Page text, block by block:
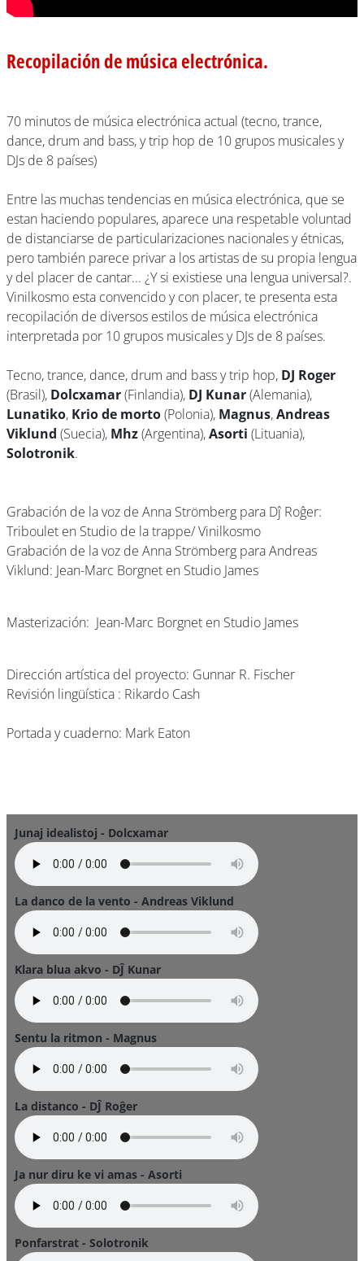
Recopilación de música electrónica.
70 minutos de música electrónica actual (tecno, trance,
dance, drum and bass, y trip hop de 10 grupos musicales y
DJs de 8 países)
Entre las muchas tendencias en música electrónica, que se
estan haciendo populares, aparece una respetable voluntad
de distanciarse de particularizaciones nacionales y étnicas,
pero también parece privar a los artistas de su propia lengua
y del placer de cantar... ¿Y si existiese una lengua universal?.
Vinilkosmo esta convencido y con placer, te presenta esta
recopilación de diversos estilos de música electrónica
interpretada por 10 grupos musicales y DJs de 8 países.
Tecno, trance, dance, drum and bass y trip hop, DJ Roger
(Brasil), Dolcxamar(Finlandia), DJ Kunar(Alemania),
Lunatiko, Krio de morto(Polonia), Magnus,Andreas
Viklund (Suecia), Mhz(Argentina),Asorti (Lituania),
Solotronik.
Grabación de la voz de Anna Strömberg para Dĵ Roĝer:
Triboulet en Studio de la trappe/ Vinilkosmo
Grabación de la voz de Anna Strömberg para Andreas
Viklund: Jean-Marc Borgnet en Studio James
Masterización: Jean-Marc Borgnet en Studio James
Dirección artística del proyecto: Gunnar R. Fischer
Revisión lingüística : Rikardo Cash
Portada y cuaderno: Mark Eaton
Junaj idealistoj - Dolcxamar
La danco de la vento - Andreas Viklund
Klara blua akvo - DĴ Kunar
Sentu la ritmon - Magnus
La distanco - DĴ Roĝer
Ja nur diru ke vi amas - Asorti
Ponfarstrat - Solotronik